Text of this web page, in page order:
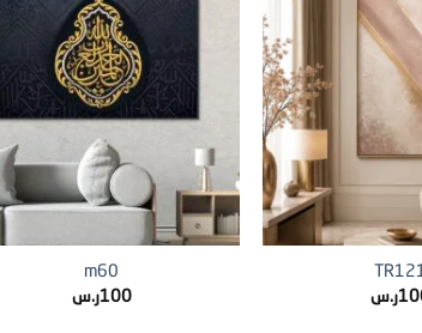
+
ر.س
m60
100ر.س